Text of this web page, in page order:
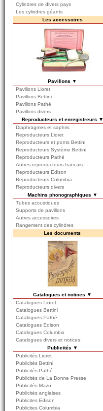
Cylindres de divers pays
Les cylindres géants
Les accessoires
Pavillons ▼
Pavillons Lioret
Pavillons Bettini
Pavillons Pathé
Pavillons divers
Reproducteurs et enregistreurs ▼
Diaphragmes et saphirs
Reproducteurs Lioret
Reproducteurs et ponts Bettini
Reproducteurs Système Bettini
Reproducteurs Pathé
Autres reproducteurs francais
Reproducteurs Edison
Reproducteurs Columbia
Reproducteurs divers
Machins phonographiques ▼
Tubes acoustiques
Supports de pavillons
Autres accessoires
Rangement des cylindres
Les documents
Catalogues et notices ▼
Catalogues Lioret
Catalogues Bettini
Catalogues Pathé
Catalogues Edison
Catalogues Columbia
Catalogues divers et notices
Publicités ▼
Publicités Lioret
Publicités Bettini
Publicités Pathé
Publicités de La Bonne Presse
Publicités Mazo
Publicités anglaises
Publicites Edison
Publicites Columbia